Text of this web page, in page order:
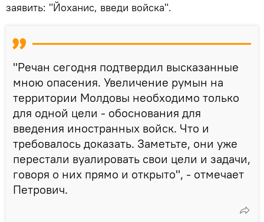
заявить: "Йоханис, введи войска".
"Речан сегодня подтвердил высказанные
мною опасения. Увеличение румын на
территории Молдовы необходимо только
для одной цели - обоснования для
введения иностранных войск. Что и
требовалось доказать. Заметьте, они уже
перестали вуалировать свои цели и задачи,
говоря о них прямо и открыто", - отмечает
Петрович.